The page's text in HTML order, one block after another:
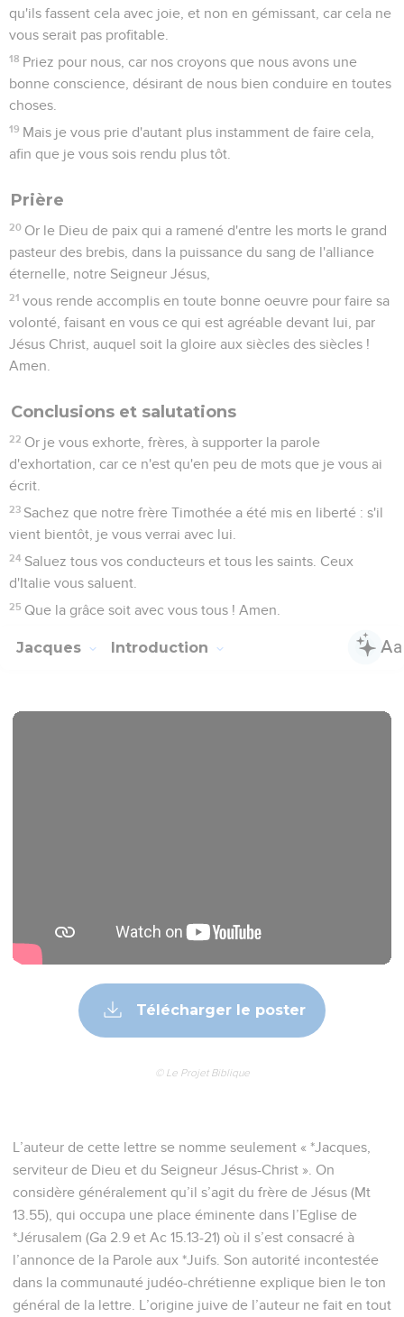
qu'ils fassent cela avec joie, et non en gémissant, car cela ne
vous serait pas profitable.
18 Priez pour nous, car nos croyons que nous avons une
bonne conscience, désirant de nous bien conduire en toutes
choses.
19 Mais je vous prie d'autant plus instamment de faire cela,
afin que je vous sois rendu plus tôt.
Prière
20 Or le Dieu de paix qui a ramené d'entre les morts le grand
pasteur des brebis, dans la puissance du sang de l'alliance
éternelle, notre Seigneur Jésus,
21 vous rende accomplis en toute bonne oeuvre pour faire sa
volonté, faisant en vous ce qui est agréable devant lui, par
Jésus Christ, auquel soit la gloire aux siècles des siècles !
Amen.
Conclusions et salutations
22 Or je vous exhorte, frères, à supporter la parole
d'exhortation, car ce n'est qu'en peu de mots que je vous ai
écrit.
23 Sachez que notre frère Timothée a été mis en liberté : s'il
vient bientôt, je vous verrai avec lui.
24 Saluez tous vos conducteurs et tous les saints. Ceux
d'Italie vous saluent.
25 Que la grâce soit avec vous tous ! Amen.
Jacques Introduction
Télécharger le poster
© Le Projet Biblique
L’auteur de cette lettre se nomme seulement « *Jacques,
serviteur de Dieu et du Seigneur Jésus-Christ ». On
considère généralement qu’il s’agit du frère de Jésus (Mt
13.55), qui occupa une place éminente dans l’Eglise de
*Jérusalem (Ga 2.9 et Ac 15.13-21) où il s’est consacré à
l’annonce de la Parole aux *Juifs. Son autorité incontestée
dans la communauté judéo-chrétienne explique bien le ton
général de la lettre. L’origine juive de l’auteur ne fait en tout